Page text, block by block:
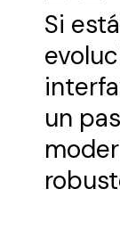
Si
un